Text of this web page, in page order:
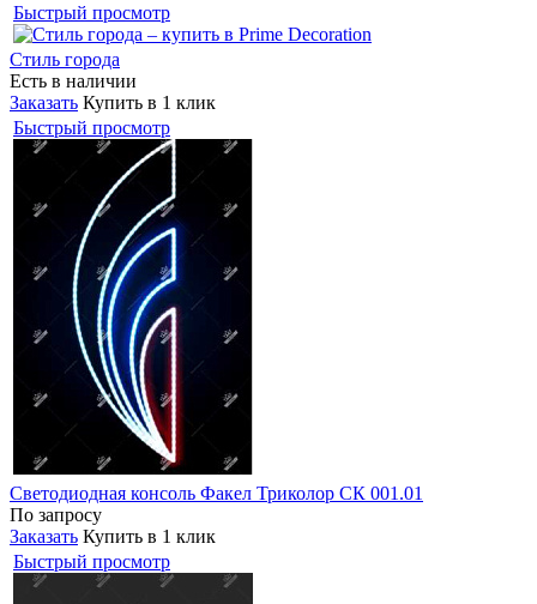
Быстрый просмотр
Стиль города
Есть в наличии
Заказать Купить в 1 клик
Быстрый просмотр
Светодиодная консоль Факел Триколор СК 001.01
По запросу
Заказать Купить в 1 клик
Быстрый просмотр